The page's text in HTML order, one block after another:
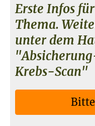
Erste Infos
Thema.
unter dem
Krebs-Scan"